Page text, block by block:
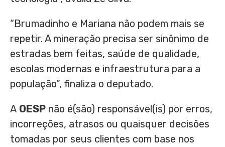
“Brumadinho e Mariana não podem mais se
repetir. A mineração precisa ser sinônimo de
estradas bem feitas, saúde de qualidade,
escolas modernas e infraestrutura para a
população”, finaliza o deputado.
A OESP não é(são) responsável(is) por erros,
incorreções, atrasos ou quaisquer decisões
tomadas por seus clientes com base nos